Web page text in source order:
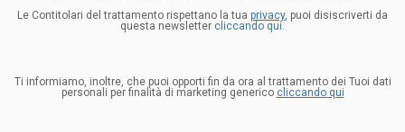
Le Contitolari del trattamento rispettano la tua privacy, puoi disiscriverti da
questa newsletter cliccando qui.
Ti informiamo, inoltre, che puoi opporti fin da ora al trattamento dei Tuoi dati
personali per finalità di marketing generico cliccando qui